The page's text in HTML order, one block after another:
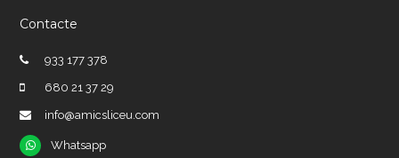
Contacte
933 177 378
680 21 37 29
info@amicsliceu.com
Whatsapp
Whatsapp